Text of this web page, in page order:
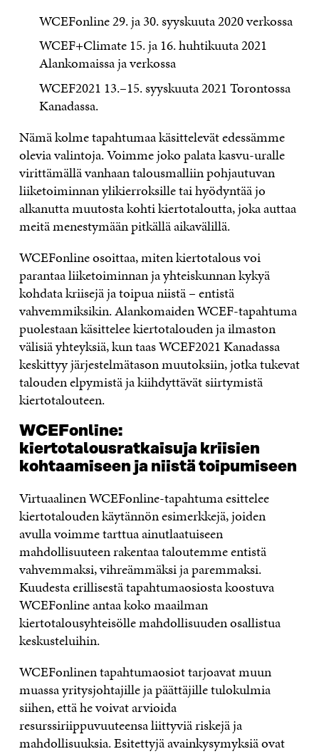
WCEFonline 29. ja 30. syyskuuta 2020 verkossa
WCEF+Climate 15. ja 16. huhtikuuta 2021
Alankomaissa ja verkossa
WCEF2021 13.–15. syyskuuta 2021 Torontossa
Kanadassa.
Nämä kolme tapahtumaa käsittelevät edessämme
olevia valintoja. Voimme joko palata kasvu-uralle
virittämällä vanhaan talousmalliin pohjautuvan
liiketoiminnan ylikierroksille tai hyödyntää jo
alkanutta muutosta kohti kiertotaloutta, joka auttaa
meitä menestymään pitkällä aikavälillä.
WCEFonline osoittaa, miten kiertotalous voi
parantaa liiketoiminnan ja yhteiskunnan kykyä
kohdata kriisejä ja toipua niistä – entistä
vahvemmiksikin. Alankomaiden WCEF-tapahtuma
puolestaan käsittelee kiertotalouden ja ilmaston
välisiä yhteyksiä, kun taas WCEF2021 Kanadassa
keskittyy järjestelmätason muutoksiin, jotka tukevat
talouden elpymistä ja kiihdyttävät siirtymistä
kiertotalouteen.
WCEFonline:
kiertotalousratkaisuja kriisien
kohtaamiseen ja niistä toipumiseen
Virtuaalinen WCEFonline-tapahtuma esittelee
kiertotalouden käytännön esimerkkejä, joiden
avulla voimme tarttua ainutlaatuiseen
mahdollisuuteen rakentaa taloutemme entistä
vahvemmaksi, vihreämmäksi ja paremmaksi.
Kuudesta erillisestä tapahtumaosiosta koostuva
WCEFonline antaa koko maailman
kiertotalousyhteisölle mahdollisuuden osallistua
keskusteluihin.
WCEFonlinen tapahtumaosiot tarjoavat muun
muassa yritysjohtajille ja päättäjille tulokulmia
siihen, että he voivat arvioida
resurssiriippuvuuteensa liittyviä riskejä ja
mahdollisuuksia. Esitettyjä avainkysymyksiä ovat